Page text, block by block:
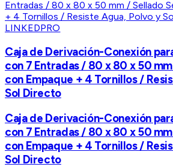
LINKEDPRO
Caja de Derivación-Conexión
con 7 Entradas / 80 x 80 x 50
con Empaque + 4 Tornillos /
Sol Directo
Caja de Derivación-Conexión
con 7 Entradas / 80 x 80 x 50
con Empaque + 4 Tornillos /
Sol Directo